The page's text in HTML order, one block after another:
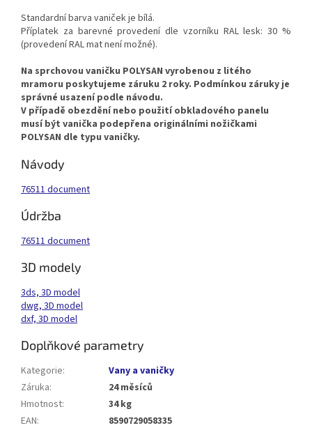
Standardní barva vaniček je bílá.
Příplatek za barevné provedení dle vzorníku RAL lesk: 30 %
(provedení RAL mat není možné).
Na sprchovou vaničku POLYSAN vyrobenou z litého
mramoru poskytujeme záruku 2 roky. Podmínkou záruky je
správné usazení podle návodu.
V případě obezdění nebo použití obkladového panelu
musí být vanička podepřena originálními nožičkami
POLYSAN dle typu vaničky.
Návody
76511 document
Údržba
76511 document
3D modely
3ds, 3D model
dwg, 3D model
dxf, 3D model
Doplňkové parametry
Kategorie:
Vany a vaničky
Záruka:
24 měsíců
Hmotnost:
34 kg
EAN:
8590729058335